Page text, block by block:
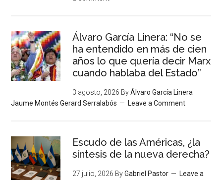
Álvaro García Linera: “No se
ha entendido en más de cien
años lo que quería decir Marx
cuando hablaba del Estado”
3 agosto, 2026 ByÁlvaro García Linera
Jaume Montés Gerard Serralabós
Leave a Comment
Escudo de las Américas, ¿la
síntesis de la nueva derecha?
27 julio, 2026 ByGabriel Pastor
Leave a